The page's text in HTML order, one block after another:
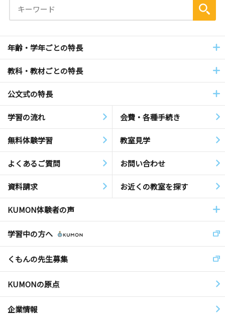
年齢・学年ごとの特長
教科・教材ごとの特長
公文式の特長
学習の流れ 会費・各種手続き
無料体験学習 教室見学
よくあるご質問 お問い合わせ
資料請求 お近くの教室を探す
KUMON体験者の声
学習中の方へ
くもんの先生募集
KUMONの原点
企業情報